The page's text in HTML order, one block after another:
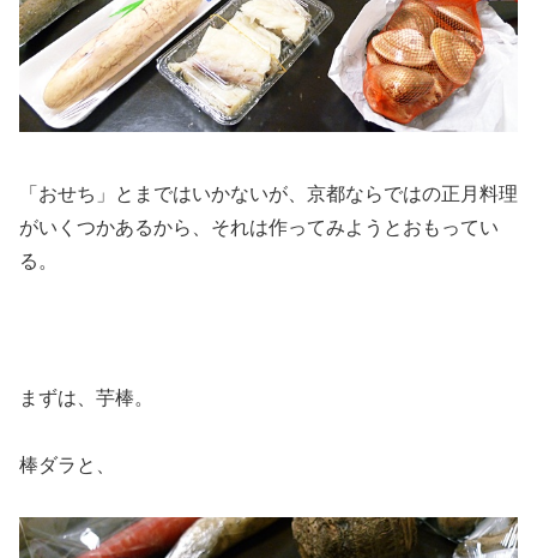
「おせち」とまではいかないが、京都ならではの正月料理
がいくつかあるから、それは作ってみようとおもってい
る。
まずは、芋棒。
棒ダラと、